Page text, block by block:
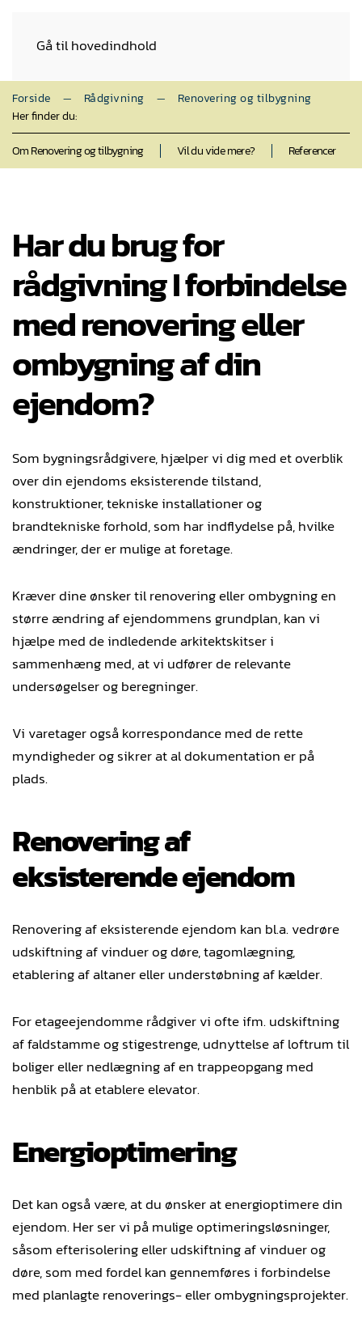
Gå til hovedindhold
Forside Rådgivning
Renovering og tilbygning
Her finder du:
Om Renovering og tilbygning Vil du vide mere? Referencer
Har du brug for
rådgivning I forbindelse
med renovering eller
ombygning af din
ejendom?
Som bygningsrådgivere, hjælper vi dig med et overblik
over din ejendoms eksisterende tilstand,
konstruktioner, tekniske installationer og
brandtekniske forhold, som har indflydelse på, hvilke
ændringer, der er mulige at foretage.
Kræver dine ønsker til renovering eller ombygning en
større ændring af ejendommens grundplan, kan vi
hjælpe med de indledende arkitektskitser i
sammenhæng med, at vi udfører de relevante
undersøgelser og beregninger.
Vi varetager også korrespondance med de rette
myndigheder og sikrer at al dokumentation er på
plads.
Renovering af
eksisterende ejendom
Renovering af eksisterende ejendom kan bl.a. vedrøre
udskiftning af vinduer og døre, tagomlægning,
etablering af altaner eller understøbning af kælder.
For etageejendomme rådgiver vi ofte ifm. udskiftning
af faldstamme og stigestrenge, udnyttelse af loftrum til
boliger eller nedlægning af en trappeopgang med
henblik på at etablere elevator.
Energioptimering
Det kan også være, at du ønsker at energioptimere din
ejendom. Her ser vi på mulige optimeringsløsninger,
såsom efterisolering eller udskiftning af vinduer og
døre, som med fordel kan gennemføres i forbindelse
med planlagte renoverings- eller ombygningsprojekter.